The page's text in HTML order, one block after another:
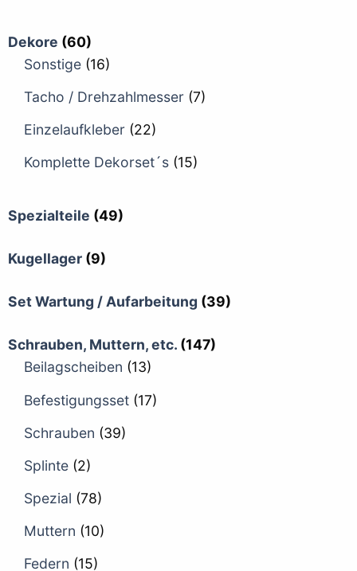
Dekore (60)
Sonstige (16)
Tacho / Drehzahlmesser (7)
Einzelaufkleber (22)
Komplette Dekorset´s (15)
Spezialteile (49)
Kugellager (9)
Set Wartung / Aufarbeitung (39)
Schrauben, Muttern, etc. (147)
Beilagscheiben (13)
Befestigungsset (17)
Schrauben (39)
Splinte (2)
Spezial (78)
Muttern (10)
Federn (15)